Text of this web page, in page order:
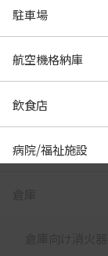
駐車場
航空機格納庫
飲食店
病院/福祉施設